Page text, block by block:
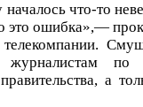
что-то
это ошибка»,—
журналистам
а